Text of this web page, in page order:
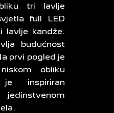
tri lavlje
full LED
lavlje kandže.
budućnost
prvi pogled je
obliku
inspiriran